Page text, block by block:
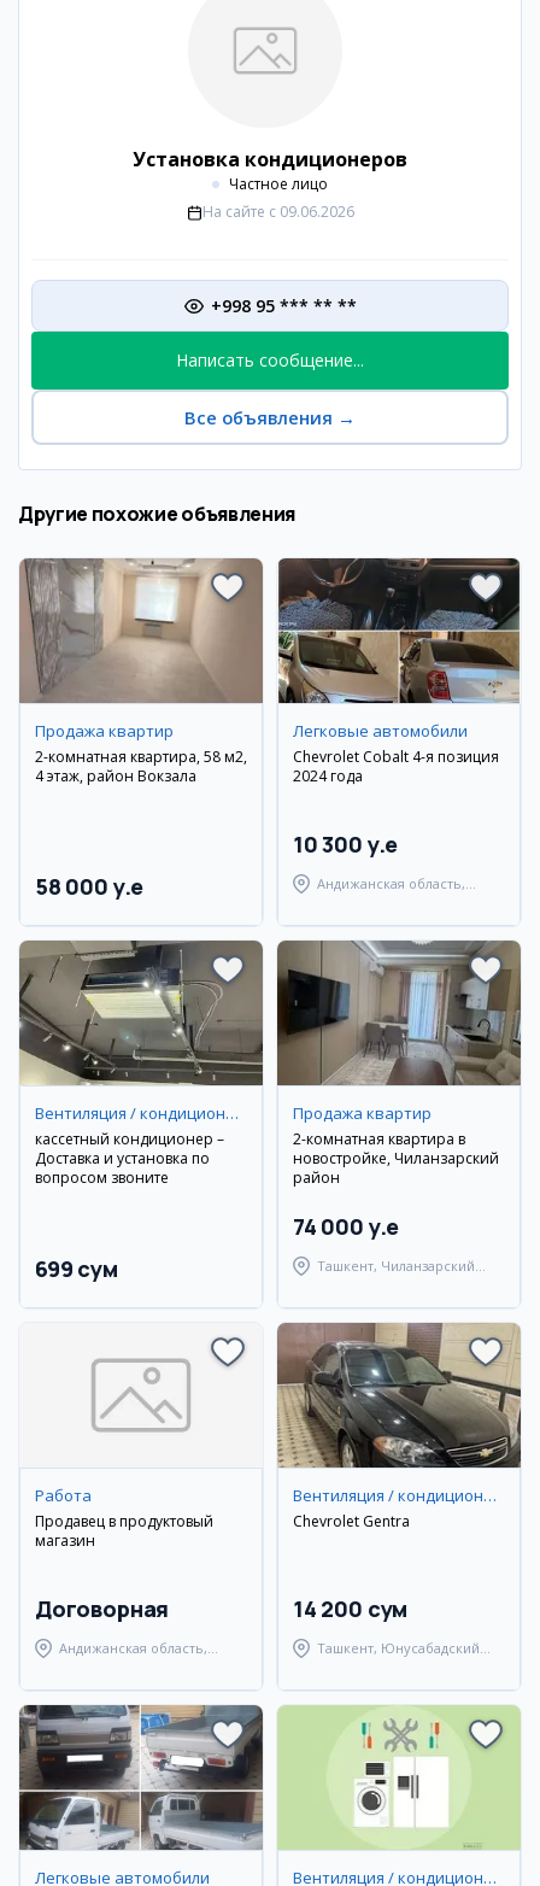
Установка кондиционеров
Частное лицо
На сайте с 09.06.2026
+998 95 *** ** **
Написать сообщение...
Все объявления →
Другие похожие объявления
Продажа квартир
2-комнатная квартира, 58 м2,
4 этаж, район Вокзала
58 000 y.e
Легковые автомобили
Chevrolet Cobalt 4-я позиция
2024 года
10 300 y.e
Андижанская область,
Вентиляция / кондиционирование
кассетный кондиционер –
Доставка и установка по
вопросом звоните
699 сум
Продажа квартир
2-комнатная квартира в
новостройке, Чиланзарский
район
74 000 y.e
Ташкент, Чиланзарский
Работа
Продавец в продуктовый
магазин
Договорная
Андижанская область,
Вентиляция / кондиционирование
Chevrolet Gentra
14 200 сум
Ташкент, Юнусабадский
Легковые автомобили Вентиляция / кондиционирование